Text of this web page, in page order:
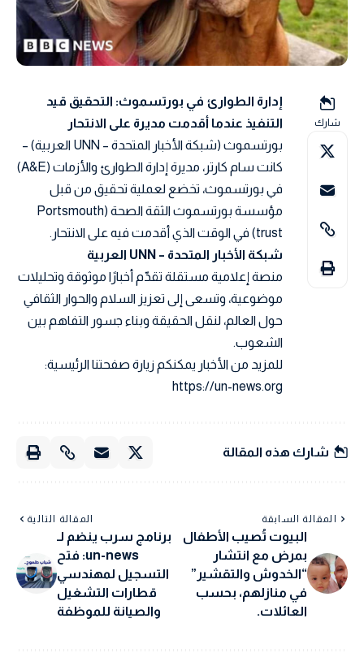
شارك
إدارة الطوارئ في بورتسموث: التحقيق قيد
التنفيذ عندما أقدمت مديرة على الانتحار
بورتسموث (شبكة الأخبار المتحدة – UNN العربية) –
كانت سام كارتر، مديرة إدارة الطوارئ والأزمات (A&E)
في بورتسموث، تخضع لعملية تحقيق من قبل
مؤسسة بورتسموث الثقة الصحة (Portsmouth
trust) في الوقت الذي أقدمت فيه على الانتحار.
شبكة الأخبار المتحدة – UNN العربية
منصة إعلامية مستقلة تقدّم أخبارًا موثوقة وتحليلات
موضوعية، وتسعى إلى تعزيز السلام والحوار الثقافي
حول العالم، لنقل الحقيقة وبناء جسور التفاهم بين
الشعوب.
للمزيد من الأخبار يمكنكم زيارة صفحتنا الرئيسية:
https://un-news.org
شارك هذه المقالة
المقالة السابقة
البيوت تُصيب الأطفال
بمرض مع انتشار
“الخدوش والتقشير”
في منازلهم، بحسب
العائلات.
المقالة التالية
برنامج سرب ينضم لـ
un-news: فتح
التسجيل لمهندسي
قطارات التشغيل
والصيانة للموظفة